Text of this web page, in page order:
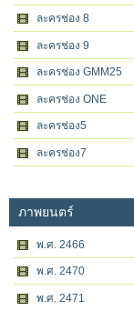
ละครช่อง 8
ละครช่อง 9
ละครช่อง GMM25
ละครช่อง ONE
ละครช่อง5
ละครช่อง7
ภาพยนตร์
พ.ศ. 2466
พ.ศ. 2470
พ.ศ. 2471